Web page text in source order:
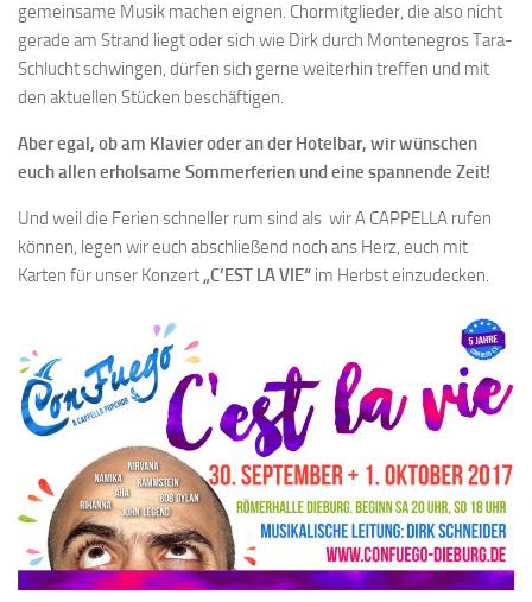
gemeinsame Musik machen eignen. Chormitglieder, die also nicht
gerade am Strand liegt oder sich wie Dirk durch Montenegros Tara-
Schlucht schwingen, dürfen sich gerne weiterhin treffen und mit
den aktuellen Stücken beschäftigen.
Aber egal, ob am Klavier oder an der Hotelbar, wir wünschen
euch allen erholsame Sommerferien und eine spannende Zeit!
Und weil die Ferien schneller rum sind als wir A CAPPELLA rufen
können, legen wir euch abschließend noch ans Herz, euch mit
Karten für unser Konzert„C’EST LA VIE“ im Herbst einzudecken.